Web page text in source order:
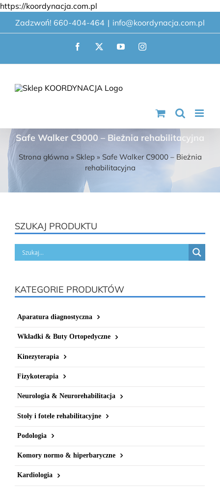
https://koordynacja.com.pl
do
zawartości
Zadzwoń! 660-404-464 | info@koordynacja.com.pl
Facebook
X YouTubeInstagram
Safe Walker C9000 – Bieżnia rehabilitacyjna
Strona główna » Sklep» Safe Walker C9000 – Bieżnia
rehabilitacyjna
SZUKAJ PRODUKTU
KATEGORIE PRODUKTÓW
Aparatura diagnostyczna
Wkładki & Buty Ortopedyczne
Kinezyterapia
Fizykoterapia
Neurologia & Neurorehabilitacja
Stoły i fotele rehabilitacyjne
Podologia
Komory normo & hiperbaryczne
Kardiologia